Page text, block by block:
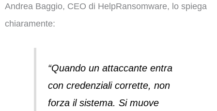
Andrea Baggio, CEO di HelpRansomware, lo spiega
chiaramente:
“Quando un attaccante entra
con credenziali corrette, non
forza il sistema. Si muove